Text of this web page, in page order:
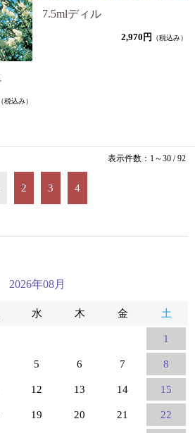
（税込み）
7.5mlディル
2,970円 （税込み）
表示件数：1～30 / 92
2 3 4
2026年08月
水 木 金 土
1
5 6 7 8
12 13 14 15
19 20 21 22